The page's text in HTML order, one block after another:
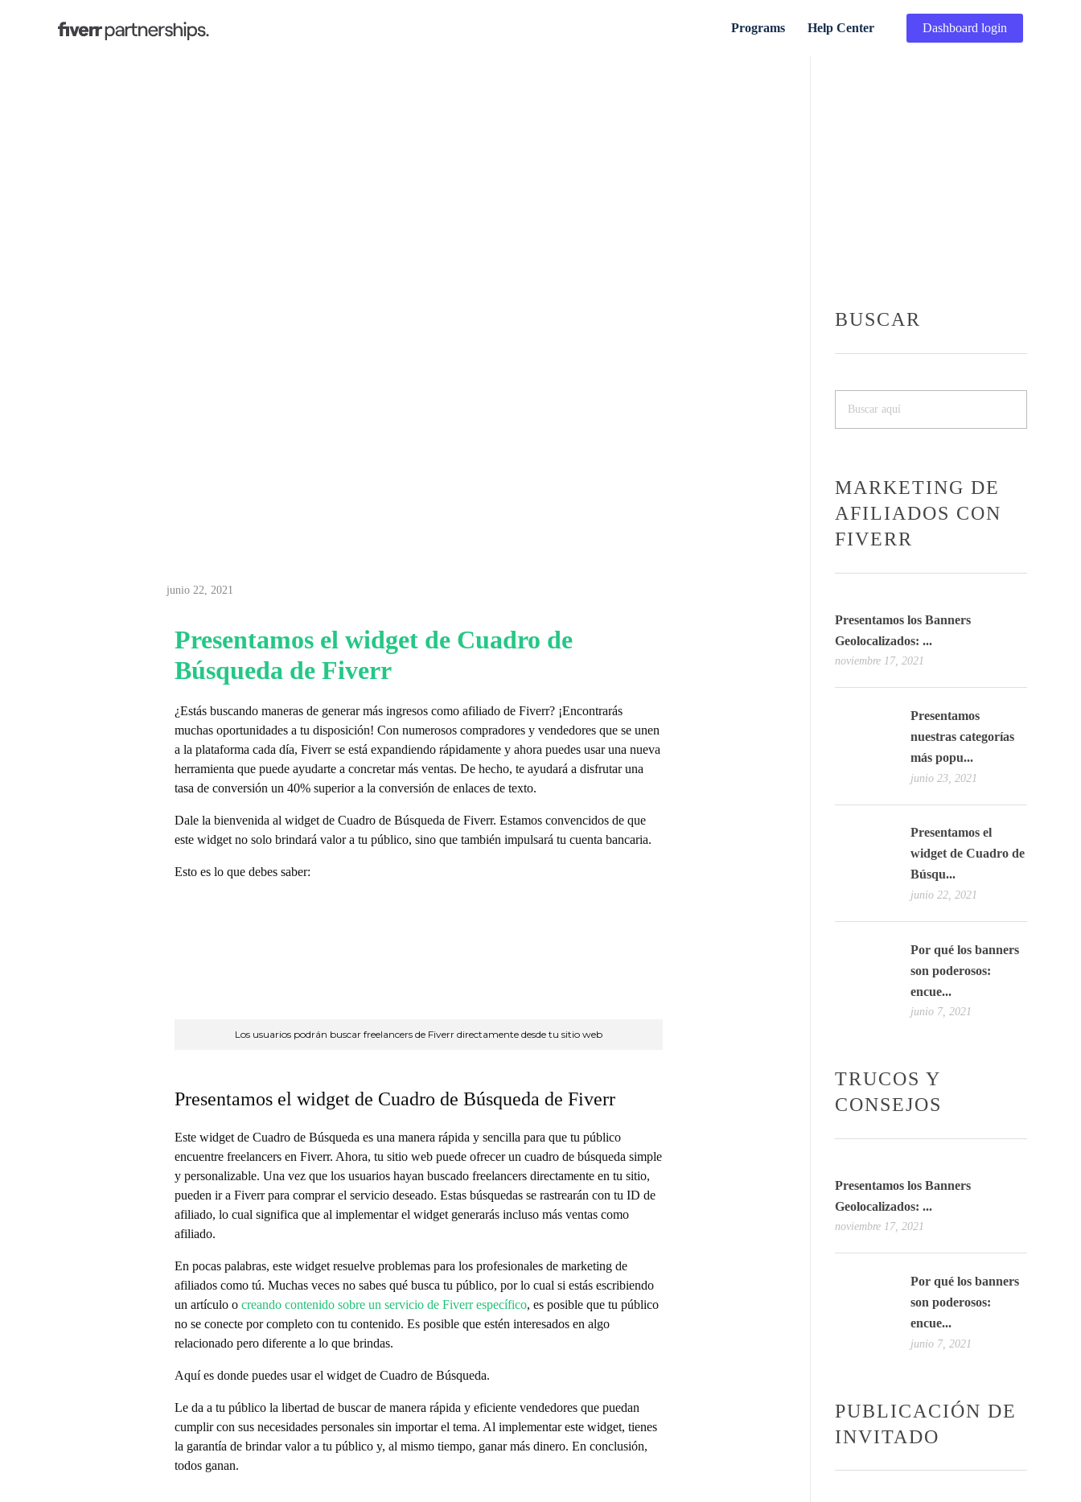
Programs Help Center Dashboard login
P
r
e
s
e
n
t
l
w
i
d
g
e
t
d
e
junio 22, 2021
Presentamos el widget de Cuadro de
Búsqueda de Fiverr
¿Estás buscando maneras de generar más ingresos como afiliado de Fiverr? ¡Encontrarás
muchas oportunidades a tu disposición! Con numerosos compradores y vendedores que se unen
a la plataforma cada día, Fiverr se está expandiendo rápidamente y ahora puedes usar una nueva
herramienta que puede ayudarte a concretar más ventas. De hecho, te ayudará a disfrutar una
tasa de conversión un 40% superior a la conversión de enlaces de texto.
Dale la bienvenida al widget de Cuadro de Búsqueda de Fiverr. Estamos convencidos de que
este widget no solo brindará valor a tu público, sino que también impulsará tu cuenta bancaria.
Esto es lo que debes saber:
Los usuarios podrán buscar freelancers de Fiverr directamente desde tu sitio web
Presentamos el widget de Cuadro de Búsqueda de Fiverr
Este widget de Cuadro de Búsqueda es una manera rápida y sencilla para que tu público
encuentre freelancers en Fiverr. Ahora, tu sitio web puede ofrecer un cuadro de búsqueda simple
y personalizable. Una vez que los usuarios hayan buscado freelancers directamente en tu sitio,
pueden ir a Fiverr para comprar el servicio deseado. Estas búsquedas se rastrearán con tu ID de
afiliado, lo cual significa que al implementar el widget generarás incluso más ventas como
afiliado.
En pocas palabras, este widget resuelve problemas para los profesionales de marketing de
afiliados como tú. Muchas veces no sabes qué busca tu público, por lo cual si estás escribiendo
un artículo o creando contenido sobre un servicio de Fiverr específico, es posible que tu público
no se conecte por completo con tu contenido. Es posible que estén interesados en algo
relacionado pero diferente a lo que brindas.
Aquí es donde puedes usar el widget de Cuadro de Búsqueda.
Le da a tu público la libertad de buscar de manera rápida y eficiente vendedores que puedan
cumplir con sus necesidades personales sin importar el tema. Al implementar este widget, tienes
la garantía de brindar valor a tu público y, al mismo tiempo, ganar más dinero. En conclusión,
todos ganan.
BUSCAR
MARKETING DE
AFILIADOS CON
FIVERR
Presentamos los Banners
Geolocalizados: ...
noviembre 17, 2021
Presentamos
nuestras categorías
más popu...
junio 23, 2021
Presentamos el
widget de Cuadro de
Búsqu...
junio 22, 2021
Por qué los banners
son poderosos:
encue...
junio 7, 2021
TRUCOS Y
CONSEJOS
Presentamos los Banners
Geolocalizados: ...
noviembre 17, 2021
Por qué los banners
son poderosos:
encue...
junio 7, 2021
PUBLICACIÓN DE
INVITADO